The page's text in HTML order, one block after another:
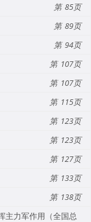
85
89
94
107
107
115
123
123
127
133
138
主力军作用（全国总